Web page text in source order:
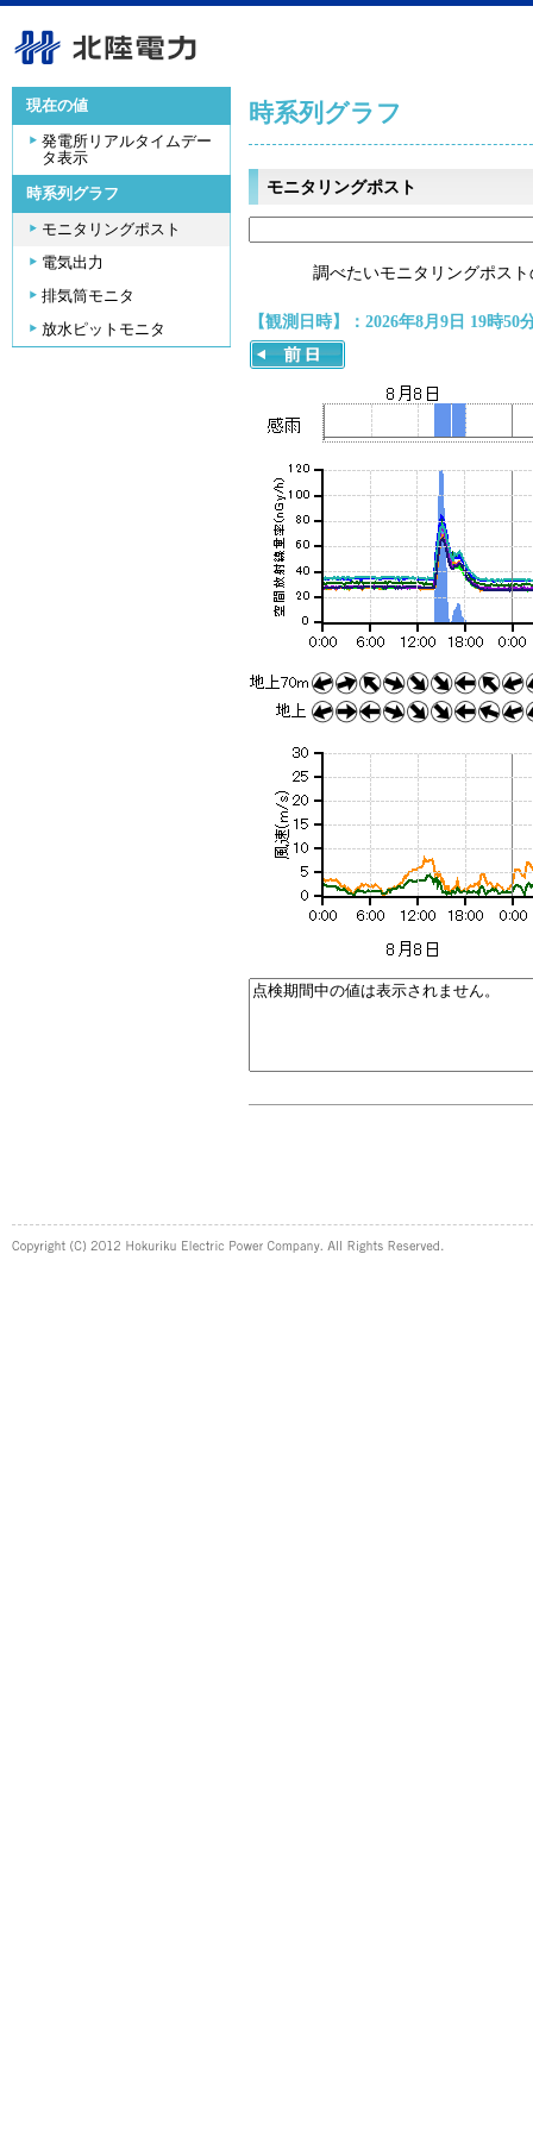
現在の値
発電所リアルタイムデー
タ表示
時系列グラフ
モニタリングポスト
電気出力
排気筒モニタ
放水ピットモニタ
時系列グラフ
モニタリングポスト
調べたいモニタリングポス
【観測日時】：2026年8月9日 19時50